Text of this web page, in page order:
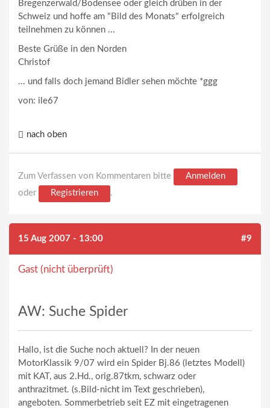
Bregenzerwald/Bodensee oder gleich drüben in der
Schweiz und hoffe am "Bild des Monats" erfolgreich
teilnehmen zu können ...
Beste Grüße in den Norden
Christof
... und falls doch jemand Bidler sehen möchte *ggg
von: ile67
nach oben
Zum Verfassen von Kommentaren bitte
Anmelden
oder
Registrieren .
15 Aug 2007 - 13:00 #9
Gast (nicht überprüft)
AW: Suche Spider
Hallo, ist die Suche noch aktuell? In der neuen
MotorKlassik 9/07 wird ein Spider Bj.86 (letztes Modell)
mit KAT, aus 2.Hd., orig.87tkm, schwarz oder
anthrazitmet. (s.Bild-nicht im Text geschrieben),
angeboten. Sommerbetrieb seit EZ mit eingetragenen